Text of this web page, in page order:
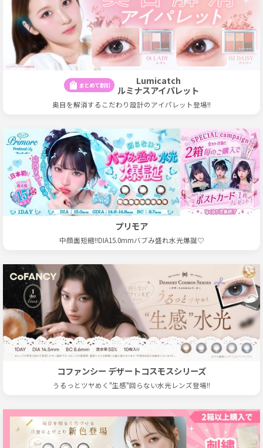
shopping_bag まとめて割引
Lumicatch
ルミナスアイパレット
奥目を解消するこだわり設計のアイパレット登場!!
プリモア
中顔面短縮!!DIA15.0mmバブみ盛れ水光爆誕♡
コファンシー デザートコスモスシリーズ
うるっとツヤめく"生感"回らない水光レンズ登場!!